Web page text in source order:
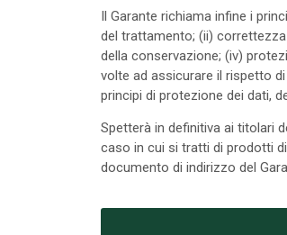
Il Garante richiama infine i
del trattamento; (ii)
della conservazione; (iv)
volte ad assicurare il rispetto
principi di protezione dei dati,
Spetterà in definitiva ai titolari
caso in cui si tratti di prodotti
documento di indirizzo del